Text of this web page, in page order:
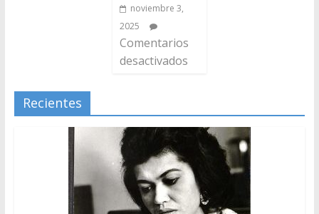
noviembre 3,
2025
Comentarios
desactivados
Recientes